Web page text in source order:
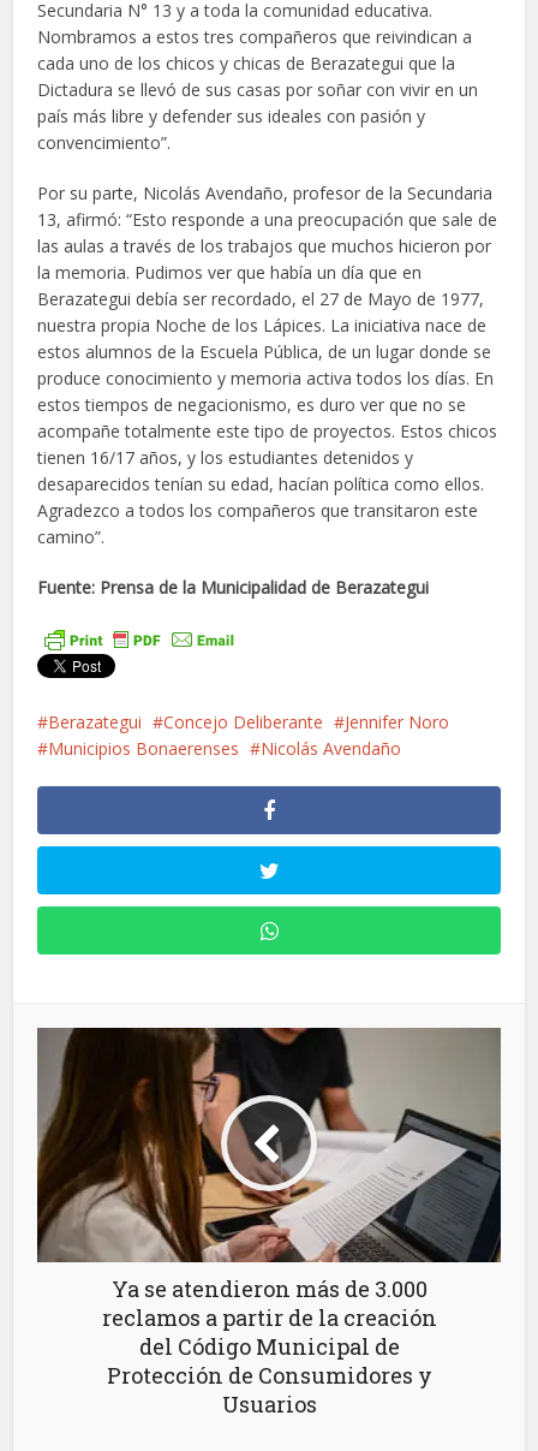
Secundaria N° 13 y a toda la comunidad educativa.
Nombramos a estos tres compañeros que reivindican a
cada uno de los chicos y chicas de Berazategui que la
Dictadura se llevó de sus casas por soñar con vivir en un
país más libre y defender sus ideales con pasión y
convencimiento”.
Por su parte, Nicolás Avendaño, profesor de la Secundaria
13, afirmó: “Esto responde a una preocupación que sale de
las aulas a través de los trabajos que muchos hicieron por
la memoria. Pudimos ver que había un día que en
Berazategui debía ser recordado, el 27 de Mayo de 1977,
nuestra propia Noche de los Lápices. La iniciativa nace de
estos alumnos de la Escuela Pública, de un lugar donde se
produce conocimiento y memoria activa todos los días. En
estos tiempos de negacionismo, es duro ver que no se
acompañe totalmente este tipo de proyectos. Estos chicos
tienen 16/17 años, y los estudiantes detenidos y
desaparecidos tenían su edad, hacían política como ellos.
Agradezco a todos los compañeros que transitaron este
camino”.
Fuente: Prensa de la Municipalidad de Berazategui
Berazategui Concejo Deliberante
Jennifer Noro
Municipios Bonaerenses
Nicolás Avendaño
Ya se atendieron más de 3.000
reclamos a partir de la creación
del Código Municipal de
Protección de Consumidores y
Usuarios